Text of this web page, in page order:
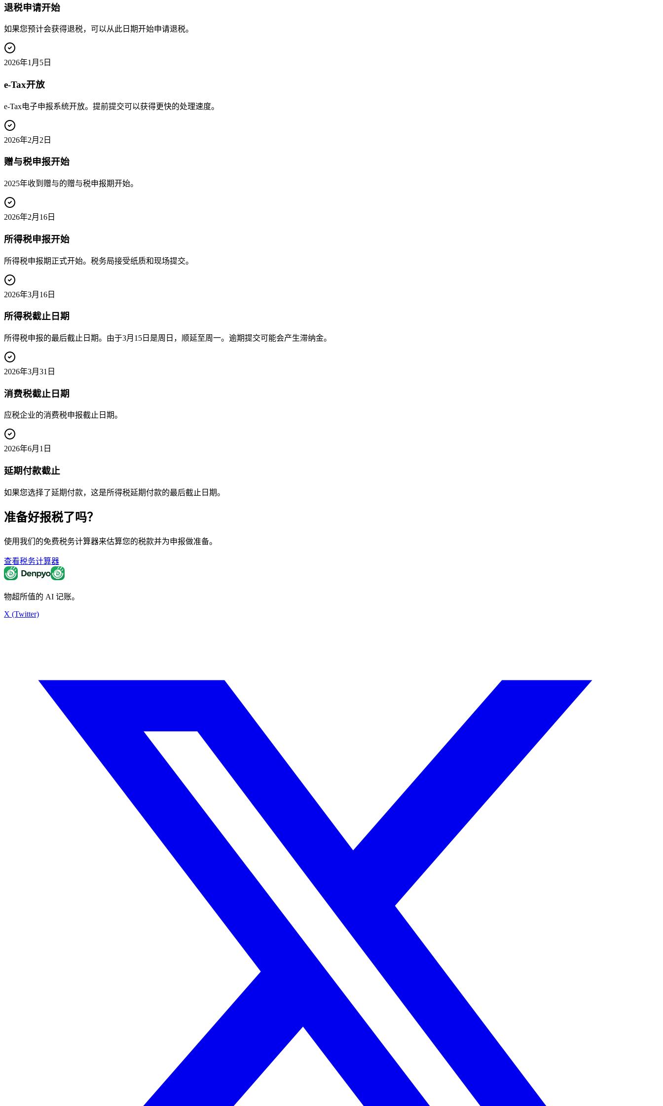
退税申请开始
如果您预计会获得退税，可以从此日期开始申请退税。
2026年1月5日
e-Tax开放
e-Tax电子申报系统开放。提前提交可以获得更快的处理速度。
2026年2月2日
赠与税申报开始
2025年收到赠与的赠与税申报期开始。
2026年2月16日
所得税申报开始
所得税申报期正式开始。税务局接受纸质和现场提交。
2026年3月16日
所得税截止日期
所得税申报的最后截止日期。由于3月15日是周日，顺延至周一。逾期提交可能会产生滞纳金。
2026年3月31日
消费税截止日期
应税企业的消费税申报截止日期。
2026年6月1日
延期付款截止
如果您选择了延期付款，这是所得税延期付款的最后截止日期。
准备好报税了吗？
使用我们的免费税务计算器来估算您的税款并为申报做准备。
查看税务计算器
物超所值的 AI 记账。
X (Twitter)